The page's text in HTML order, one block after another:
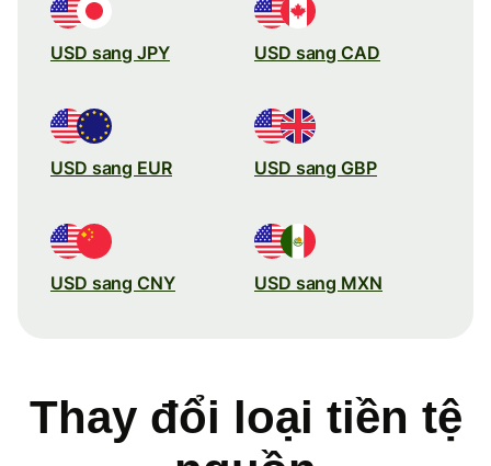
USD sang JPY USD sang CAD
USD sang EUR USD sang GBP
USD sang CNY USD sang MXN
Thay đổi loại tiền tệ